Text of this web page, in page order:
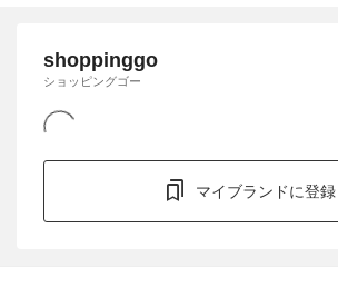
shoppinggo
ショッピングゴー
マイブランドに登録